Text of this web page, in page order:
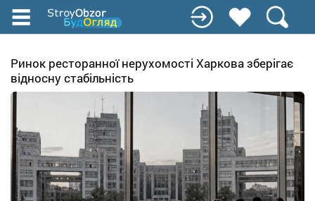
Перейти
до
вмісту
Ринок ресторанної нерухомості Харкова зберігає
відносну стабільність